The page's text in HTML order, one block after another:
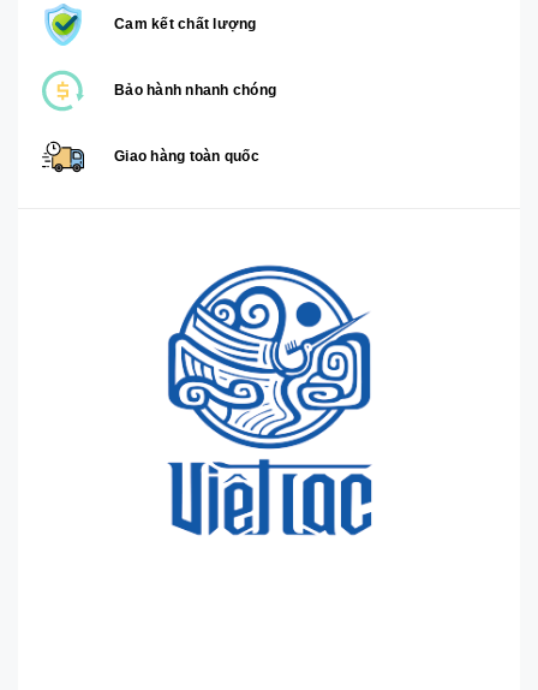
Cam kết chất lượng
Bảo hành nhanh chóng
Giao hàng toàn quốc